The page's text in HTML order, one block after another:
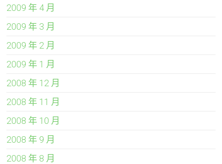
2009 年 4 月
2009 年 3 月
2009 年 2 月
2009 年 1 月
2008 年 12 月
2008 年 11 月
2008 年 10 月
2008 年 9 月
2008 年 8 月